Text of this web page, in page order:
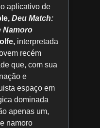
aplicativo de
Deu Match:
Namoro
interpretada
recém
que, com sua
e
espaço em
dominada
apenas um,
namoro